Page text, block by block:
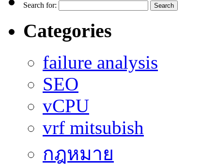
Search for:
Categories
failure analysis
SEO
vCPU
vrf mitsubish
กฎหมาย